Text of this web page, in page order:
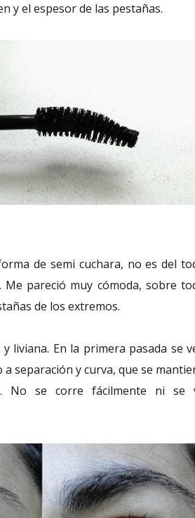
y el espesor de las pestañas.
de semi cuchara, no es del
pareció muy cómoda, sobre
de los extremos.
liviana. En la primera pasada se
separación y curva, que se
No se corre fácilmente ni se